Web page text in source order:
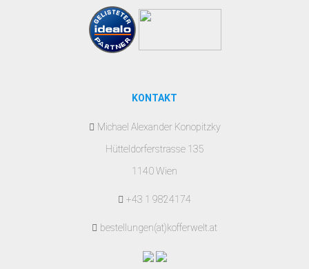
KONTAKT
Michael Alexander Konopitzky
Hütteldorferstrasse 135
1140 Wien
+43 1 9824174
bestellungen(at)kofferwelt.at